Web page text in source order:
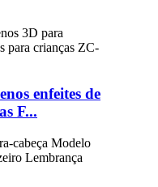
enfeites de
F...